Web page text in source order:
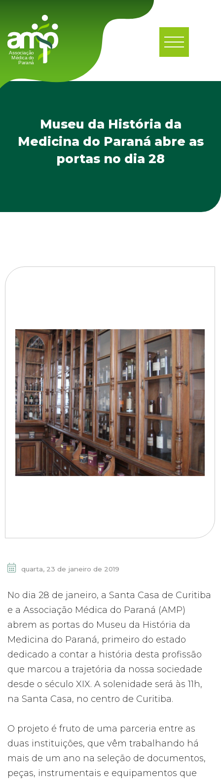
Museu da História da
Medicina do Paraná abre as
portas no dia 28
quarta, 23 de janeiro de 2019
No dia 28 de janeiro, a Santa Casa de Curitiba
e a Associação Médica do Paraná (AMP)
abrem as portas do Museu da História da
Medicina do Paraná, primeiro do estado
dedicado a contar a história desta profissão
que marcou a trajetória da nossa sociedade
desde o século XIX. A solenidade será às 11h,
na Santa Casa, no centro de Curitiba.
O projeto é fruto de uma parceria entre as
duas instituições, que vêm trabalhando há
mais de um ano na seleção de documentos,
peças, instrumentais e equipamentos que